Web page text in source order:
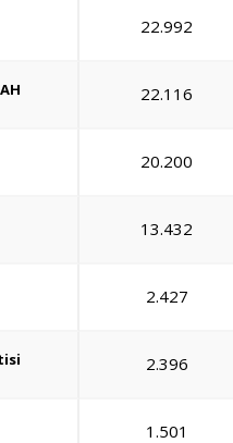
22.992
22.116
20.200
13.432
2.427
2.396
1.501